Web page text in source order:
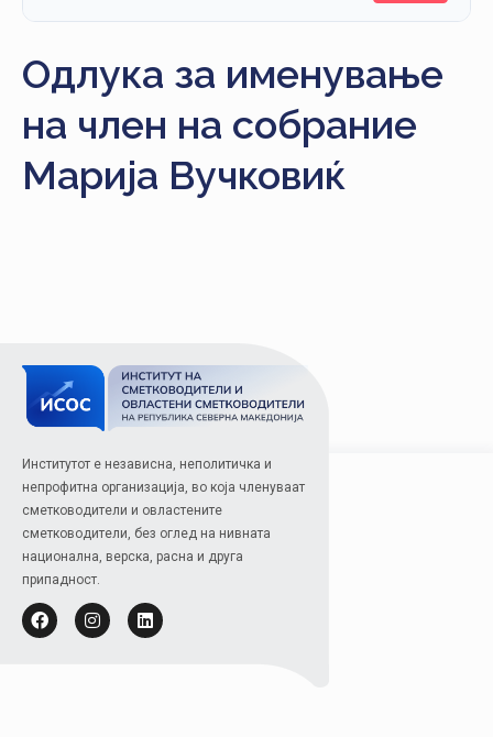
КОНТАКТ
НАЈАВА
ЗА
ЧЛЕНОВИ
АЖУРИРАЈ
ПОДАТОЦИ
Одлука за именување
на член на собрание
Марија Вучковиќ
Институтот е независна, неполитичка и
непрофитна организација, во која членуваат
сметководители и овластените
сметководители, без оглед на нивната
национална, верска, расна и друга
припадност.